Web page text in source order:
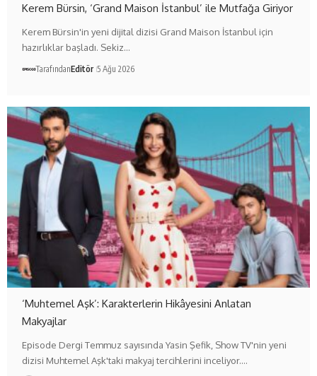
Kerem Bürsin, ‘Grand Maison İstanbul’ ile Mutfağa Giriyor
Kerem Bürsin'in yeni dijital dizisi Grand Maison İstanbul için
hazırlıklar başladı. Sekiz…
TarafındanEditör 5 Ağu 2026
‘Muhtemel Aşk’: Karakterlerin Hikâyesini Anlatan
Makyajlar
Episode Dergi Temmuz sayısında Yasin Şefik, Show TV'nin yeni
dizisi Muhtemel Aşk'taki makyaj tercihlerini inceliyor.…